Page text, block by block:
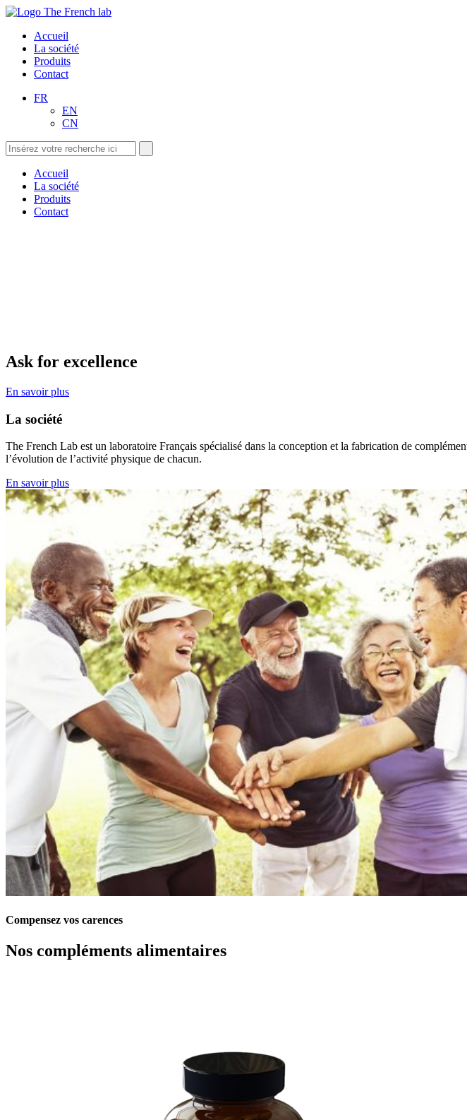
Accueil
La société
Produits
Contact
FR
EN
CN
Accueil
La société
Produits
Contact
Ask for excellence
En savoir plus
La société
The French Lab est un laboratoire Français spécialisé dans la conception et la fabrication de
l’évolution de l’activité physique de chacun.
En savoir plus
Compensez vos carences
Nos compléments alimentaires